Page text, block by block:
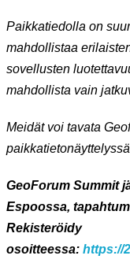
Paikkatiedolla on
mahdollistaa
sovellusten
mahdollista vain
Meidät voi tavata
GeoForum Summit
Espoossa,
Rekisteröidy
osoitteessa: https://